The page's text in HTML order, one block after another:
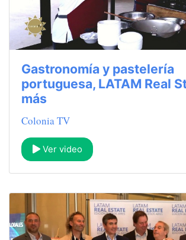
Gastronomía y pastelería
portuguesa, LATAM Real
más
Colonia TV
Ver video